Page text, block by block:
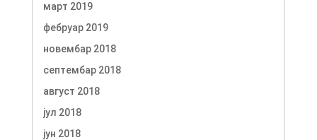
март 2019
фебруар 2019
новембар 2018
септембар 2018
август 2018
јул 2018
јун 2018